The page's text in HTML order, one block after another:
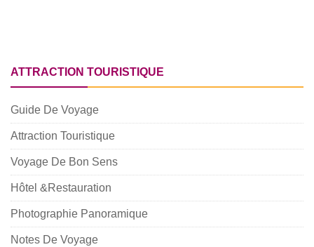
ATTRACTION TOURISTIQUE
Guide De Voyage
Attraction Touristique
Voyage De Bon Sens
Hôtel &Restauration
Photographie Panoramique
Notes De Voyage